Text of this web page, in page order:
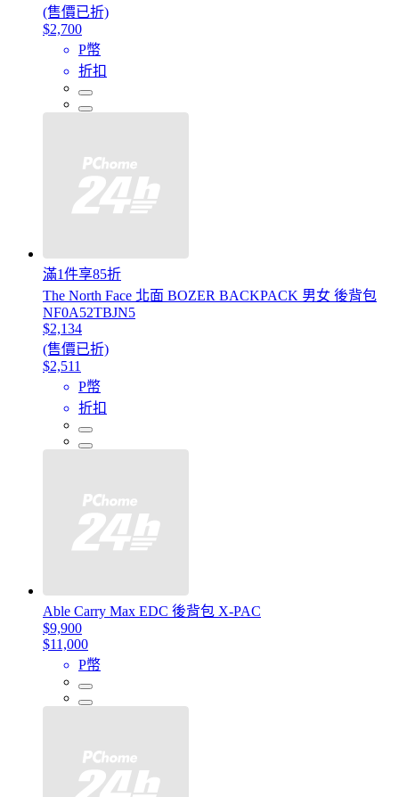
(售價已折)
$2,700
P幣
折扣
滿1件享85折
The North Face 北面 BOZER BACKPACK 男女 後背包
NF0A52TBJN5
$2,134
(售價已折)
$2,511
P幣
折扣
Able Carry Max EDC 後背包 X-PAC
$9,900
$11,000
P幣